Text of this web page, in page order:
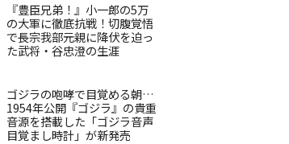
『豊臣兄弟！』小一郎の5万
の大軍に徹底抗戦！切腹覚悟
で長宗我部元親に降伏を迫っ
た武将・谷忠澄の生涯
ゴジラの咆哮で目覚める朝…
1954年公開『ゴジラ』の貴重
音源を搭載した「ゴジラ音声
目覚まし時計」が新発売